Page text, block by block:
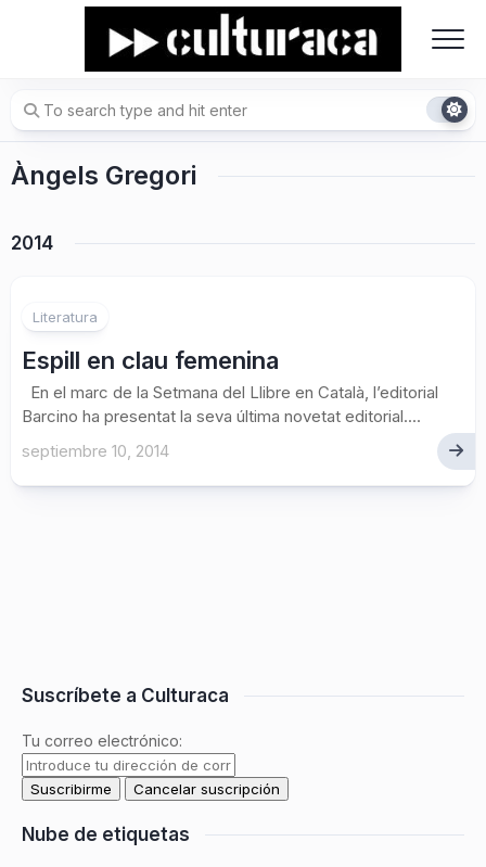
Àngels Gregori
2014
Literatura
Espill en clau femenina
En el marc de la Setmana del Llibre en Català, l’editorial
Barcino ha presentat la seva última novetat editorial....
septiembre 10, 2014
Suscríbete a Culturaca
Tu correo electrónico:
Nube de etiquetas